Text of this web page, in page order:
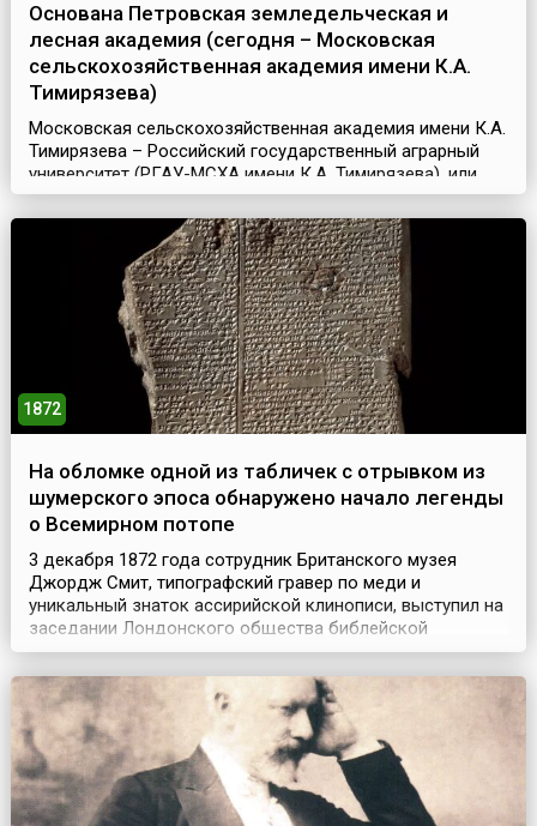
Основана Петровская земледельческая и
лесная академия (сегодня – Московская
сельскохозяйственная академия имени К.А.
Тимирязева)
Московская сельскохозяйственная академия имени К.А.
Тимирязева – Российский государственный аграрный
университет (РГАУ-МСХА имени К.А. Тимирязева), или
«Тимирязевка» – всемирно известное и старейшее
высшее аграрное учебное заведение России. Это вуз и
один из крупнейших научно-исследовательских центров
в области сельского хозяйства.Датой основания этого
учебного заведения считается 3 декабря 18...
1872
На обломке одной из табличек с отрывком из
шумерского эпоса обнаружено начало легенды
о Всемирном потопе
3 декабря 1872 года сотрудник Британского музея
Джордж Смит, типографский гравер по меди и
уникальный знаток ассирийской клинописи, выступил на
заседании Лондонского общества библейской
археологии с сенсационным сообщением. В результате
расшифровки глиняных клинописных табличек,
найденных при раскопках древнего города Ниневии, на
обломке одной из них ему удалось прочитать отрывок
из шумерского...